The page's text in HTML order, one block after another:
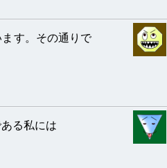
す。その通りで
る私には